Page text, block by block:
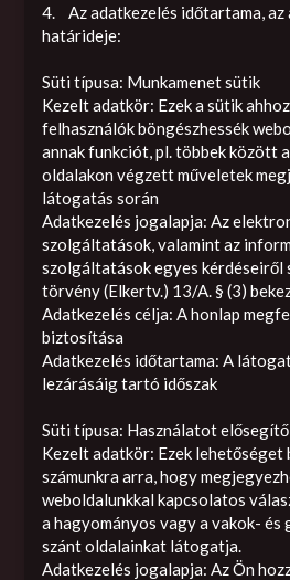
4. Az adatkezelés időtartama,
határideje:
Süti típusa: Munkamenet sütik
Kezelt adatkör: Ezek a sütik
felhasználók böngészhessék
annak funkciót, pl. többek között
oldalakon végzett műveletek
látogatás során
Adatkezelés jogalapja: Az
szolgáltatások, valamint az
szolgáltatások egyes kérdéseiről
törvény (Elkertv.) 13/A. § (3)
Adatkezelés célja: A honlap
biztosítása
Adatkezelés időtartama: A
lezárásáig tartó időszak
Süti típusa: Használatot
Kezelt adatkör: Ezek
számunkra arra, hogy
weboldalunkkal kapcsolatos
a hagyományos vagy a vakok- és
szánt oldalainkat látogatja.
Adatkezelés jogalapja: Az Ön